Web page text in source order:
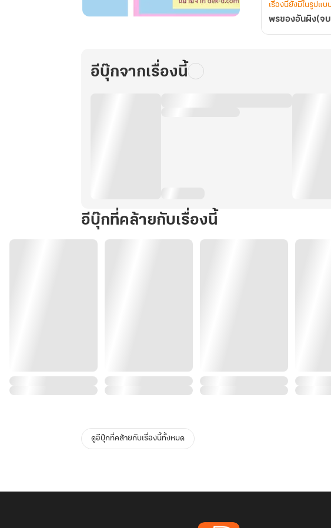
ผิง
ภาค
เรื่องนี้ยังมีในรูปแ
พรของอันผิง(จ
อีบุ๊กจากเรื่องนี้
อีบุ๊กที่คล้ายกับเรื่องนี้
ดูอีบุ๊กที่คล้ายกับเรื่องนี้ทั้งหมด